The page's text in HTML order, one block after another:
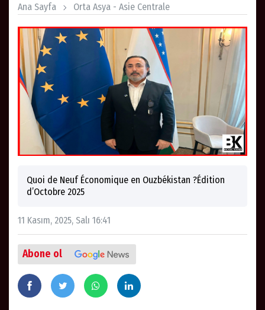
Ana Sayfa Orta Asya - Asie Centrale
Quoi de Neuf Économique en Ouzbékistan ?Édition
d’Octobre 2025
11 Kasım, 2025, Salı 16:41
Abone ol